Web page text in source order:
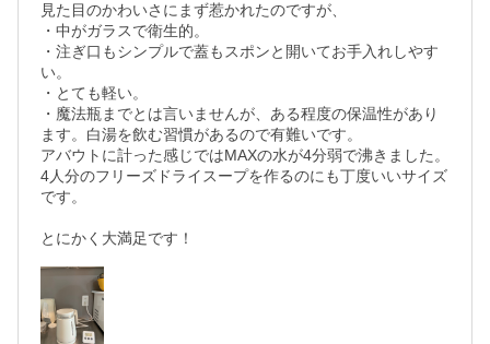
見た目のかわいさにまず惹かれたのですが、
・中がガラスで衛生的。
・注ぎ口もシンプルで蓋もスポンと開いてお手入れしやす
い。
・とても軽い。
・魔法瓶までとは言いませんが、ある程度の保温性があり
ます。白湯を飲む習慣があるので有難いです。
アバウトに計った感じではMAXの水が4分弱で沸きました。
4人分のフリーズドライスープを作るのにも丁度いいサイズ
です。
とにかく大満足です！